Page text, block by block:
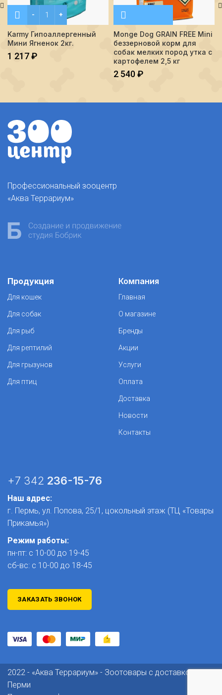
Количество Karmy Гипоаллергенный Мини Ягненок 2кг.
Karmy Гипоаллергенный
Мини Ягненок 2кг.
1 217₽
Monge Dog GRAIN FREE Mini
беззерновой корм для
собак мелких пород утка с
картофелем 2,5 кг
2 540₽
Профессиональный зооцентр
«Аква Террариум»
Продукция
Для кошек
Для собак
Для рыб
Для рептилий
Для грызунов
Для птиц
Компания
Главная
О магазине
Бренды
Акции
Услуги
Оплата
Доставка
Новости
Контакты
+7 342 236-15-76
Наш адрес:
г. Пермь, ул. Попова, 25/1​, цокольный этаж (ТЦ «Товары
Прикамья»)
Режим работы:
пн-пт: с 10-00 до 19-45
сб-вс: с 10-00 до 18-45
ЗАКАЗАТЬ ЗВОНОК
2022 - «Аква Террариум» - Зоотовары с доставкой по
Перми